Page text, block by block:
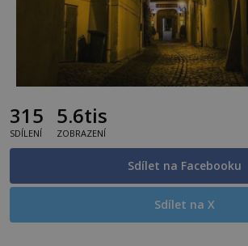
315
SDÍLENÍ
5.6tis
ZOBRAZENÍ
Sdílet na Facebooku
Sdílet na X